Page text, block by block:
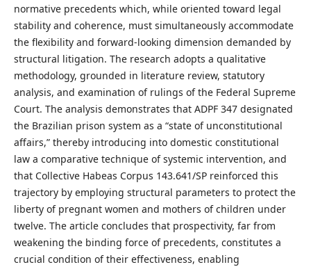
normative precedents which, while oriented toward legal
stability and coherence, must simultaneously accommodate
the flexibility and forward-looking dimension demanded by
structural litigation. The research adopts a qualitative
methodology, grounded in literature review, statutory
analysis, and examination of rulings of the Federal Supreme
Court. The analysis demonstrates that ADPF 347 designated
the Brazilian prison system as a “state of unconstitutional
affairs,” thereby introducing into domestic constitutional
law a comparative technique of systemic intervention, and
that Collective Habeas Corpus 143.641/SP reinforced this
trajectory by employing structural parameters to protect the
liberty of pregnant women and mothers of children under
twelve. The article concludes that prospectivity, far from
weakening the binding force of precedents, constitutes a
crucial condition of their effectiveness, enabling